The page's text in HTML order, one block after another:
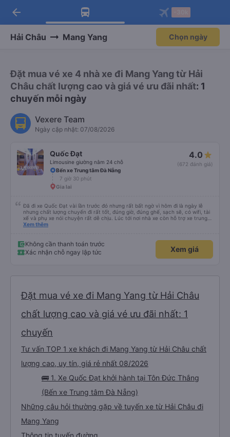
Tải app Vexere ngay!
Nhận ưu đãi thành viên độc
Mở app
Tải app Vexere
-30k/ghế khi đặt vé máy bay qua
Mở app
arrow_back
Hải Châu Mang Yang Chọn ngày
Đặt mua vé xe 4 nhà xe đi Mang Yang từ Hải
Châu chất lượng cao và giá vé ưu đãi nhất: 1
chuyến mỗi ngày
Vexere Team
Ngày cập nhật: 07/08/2026
Quốc Đạt
Limousine giường nằm 24 chỗ
4.0
(672 đánh giá)
Bến xe Trung tâm Đà Nẵng
7 giờ 30 phút
Gia lai
Đã đi xe Quốc Đạt vài lần trước đó nhưng rất bất ngờ vì hôm đi là ngày lễ
nhưng chất lượng chuyến đi rất tốt, đúng giờ, đúng ghế, sạch sẽ, có wifi, tài
xế và phụ xe nói chuyện rất dễ chịu. Lúc tới nơi nhà xe còn hỗ trợ xe trung
chuyển tới tận nhà. 10đ cho nhà xe, hy vọng nhà xe duy trì được chất lượng
Xem thêm
Không cần thanh toán trước
Xác nhận chỗ ngay lập tức
Xem giá
Đặt mua vé xe đi Mang Yang từ Hải Châu
chất lượng cao và giá vé ưu đãi nhất: 1
chuyến
Tư vấn TOP 1 xe khách đi Mang Yang từ Hải Châu chất
lượng cao, uy tín, giá rẻ nhất 08/2026
🚌 1. Xe Quốc Đạt khởi hành tại Tôn Đức Thắng
(Bến xe Trung tâm Đà Nẵng)
Những câu hỏi thường gặp về tuyến xe từ Hải Châu đi
Mang Yang
Thông tin tuyến đường